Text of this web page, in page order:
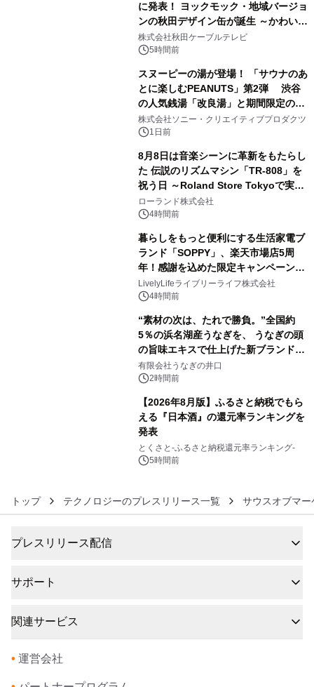
に発表！ ヨックモック・地域バージョ
ンの秋田デザイン缶が誕生 ～かわいい
秋田犬の子犬と秋田の四季と名所を巡
るパッケージ～ 9月1日(火)秋田県内で
株式会社秋田ケーブルテレビ
5時間前
スヌーピーの湯が登場！ 「サウナのあ
とに楽しむPEANUTS」第2弾 渋谷
の人気銭湯「改良湯」と期間限定のコ
ラボレーション サウナイキタイコラ
ボグッズも発売決定！
株式会社ソニー・クリエイティブプロダクツ
1日前
8月8日は音楽シーンに革新をもたらし
た 伝説のリズムマシン「TR-808」を
祝う日 ～Roland Store Tokyoで実機
を展示しての 記念キャンペーンを開
催 英国ラジオ「NTS」の 特別プログ
アーティストを フィーチャーしたアニ
メーションを公開～
ローランド株式会社
4時間前
暮らしをもっと便利にする生活家電ブ
ランド「SOPPY」、楽天市場店5周
年！感謝を込めた限定キャンペーンを
8月10日より開催
LivelyLifeライブリーライフ株式会社
4時間前
“素材の次は、たれで勝負。”全国約
5％の浜名湖産うなぎを、 うなぎの頭
の旨味エキスで仕上げた新ブランド
「井口の誉」誕生
有限会社うなぎの井口
2時間前
【2026年8月版】ふるさと納税でもら
える『日本酒』の還元率ランキングを
発表
とくさと-ふるさと納税還元率ランキング-
5時間前
トップ テクノロジーのプレスリリース一覧 サウスオブマ
プレスリリース配信
サポート
関連サービス
• 運営会社